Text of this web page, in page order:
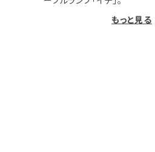
もっと見る